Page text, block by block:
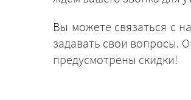
Вы можете связаться с
задавать свои вопросы.
предусмотрены скидки!